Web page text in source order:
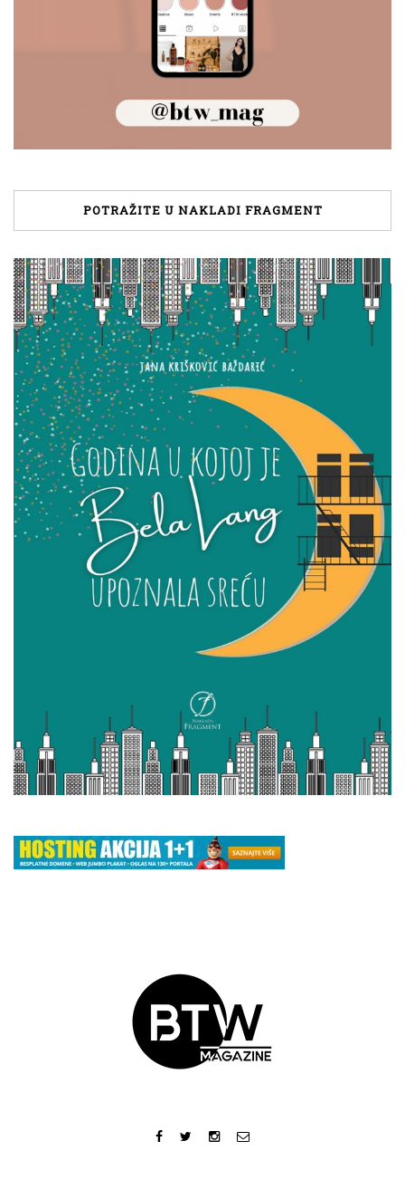
POTRAŽITE U NAKLADI FRAGMENT